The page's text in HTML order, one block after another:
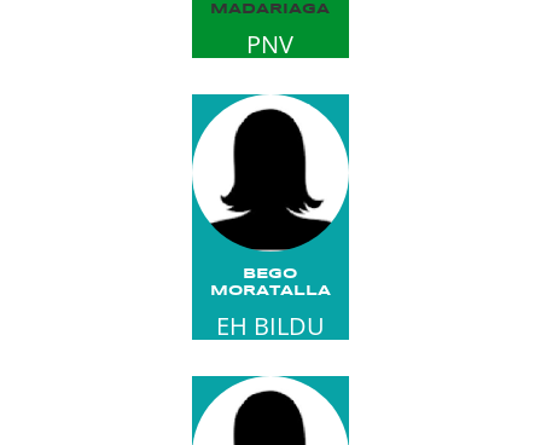
MADARIAGA
PNV
BEGO
MORATALLA
EH BILDU